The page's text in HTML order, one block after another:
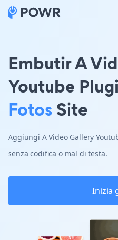
Embutir A
Youtube
FotosSite
Aggiungi A Video Gallery
senza codifica o mal di testa.
Inizia